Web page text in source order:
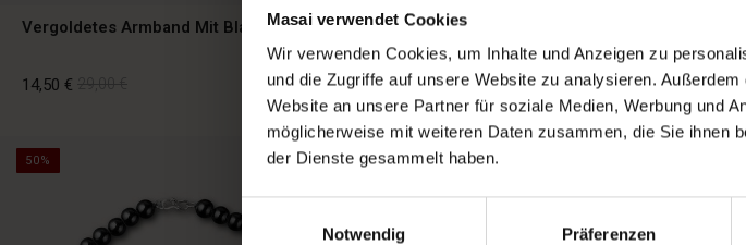
Masai verwendet Cookies
Wir verwenden Cookies, um Inhalte und Anzeigen zu
und die Zugriffe auf unsere Website zu analysieren.
Website an unsere Partner für soziale Medien, Werbung und
möglicherweise mit weiteren Daten zusammen, die Sie ihnen
der Dienste gesammelt haben.
Notwendig
Präferenzen
Vergoldetes Armband Mit Blattmuster
14,50 €
14,50 €
Skulpturale Ohrringe Mit Glasperlen
14,50 €29,00 €
14,50 € 29,00 €
50% 50%